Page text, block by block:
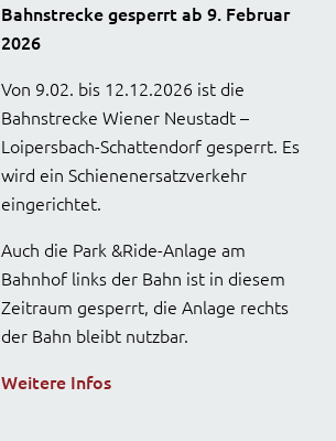
Bahnstrecke gesperrt ab 9. Februar
2026
Von 9.02. bis 12.12.2026 ist die
Bahnstrecke Wiener Neustadt –
Loipersbach-Schattendorf gesperrt. Es
wird ein Schienenersatzverkehr
eingerichtet.
Auch die Park &Ride-Anlage am
Bahnhof links der Bahn ist in diesem
Zeitraum gesperrt, die Anlage rechts
der Bahn bleibt nutzbar.
Weitere Infos